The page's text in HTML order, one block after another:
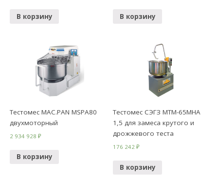
В корзину В корзину
Тестомес MAC.PAN MSPA80
двухмоторный
2 934 928₽
В корзину
Тестомес СЭГЗ МТМ-65МНА
1,5 для замеса крутого и
дрожжевого теста
176 242₽
В корзину